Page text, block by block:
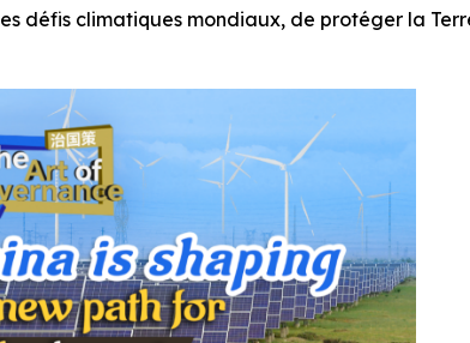
défis climatiques mondiaux, de protéger la